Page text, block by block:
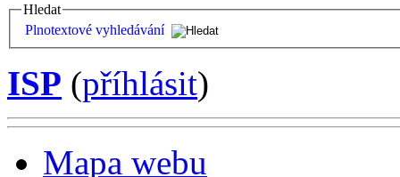
Hledat
Plnotextové vyhledávání
ISP (příhlásit)
Mapa webu